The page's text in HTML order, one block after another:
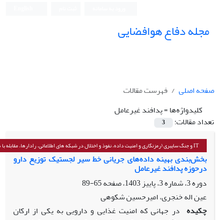
مجله دفاع هوافضایی
صفحه اصلی
فهرست مقالات
کلیدواژه‌ها =پدافند غیرعامل
تعداد مقالات:
3
IT و جنگ سایبری (رمزنگاری و امنیت داده، نفوذ و اختلال در شبکه ‌های اطلاعاتی، رادارها، مقابله با هکرها و...)
بخش‌بندی بهینه داده‌های جریانی خط سیر لجستیک توزیع دارو
درحوزه پدافند غیرعامل
دوره 3، شماره 3، پاییز 1403، صفحه
65-89
عین اله خنجری، امیرحسین شکوهی
چکیده در جهانی که امنیت غذایی و دارویی به یکی از ارکان